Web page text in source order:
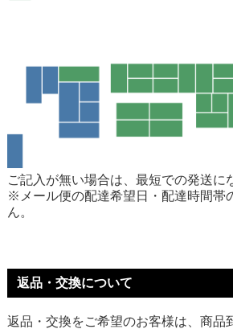
ご記入が無い場合は、最短での発送に
※メール便の配達希望日・配達時間帯
ん。
返品・交換について
返品・交換をご希望のお客様は、商品